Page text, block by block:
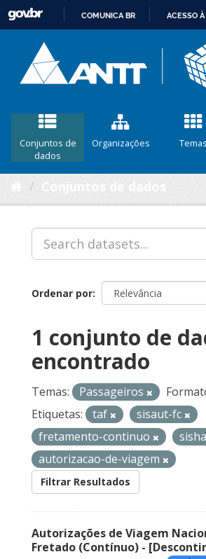
CONTEÚDO
COMUNICA BR ACESSO
Conjuntos de
dados
Organizações Temas
Ordenar por
1 conjunto de
encontrado
Temas: Passageiros
Etiquetas:
taf
sisaut-fc
fretamento-continuo
autorizacao-de-viagem
Filtrar Resultados
Autorizações de Viagem
Fretado (Contínuo) -